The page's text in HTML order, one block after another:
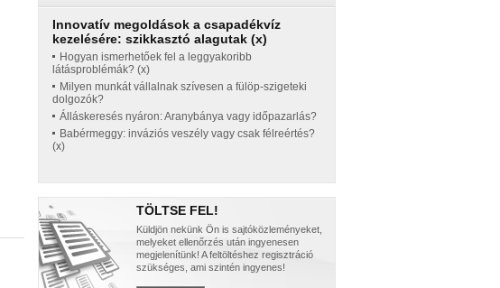
Innovatív megoldások a csapadékvíz
kezelésére: szikkasztó alagutak (x)
Hogyan ismerhetőek fel a leggyakoribb
látásproblémák? (x)
Milyen munkát vállalnak szívesen a fülöp-szigeteki
dolgozók?
Álláskeresés nyáron: Aranybánya vagy időpazarlás?
Babérmeggy: inváziós veszély vagy csak félreértés?
(x)
TÖLTSE FEL!
Küldjön nekünk Ön is sajtóközleményeket,
melyeket ellenőrzés után ingyenesen
megjelenítünk! A feltöltéshez regisztráció
szükséges, ami szintén ingyenes!